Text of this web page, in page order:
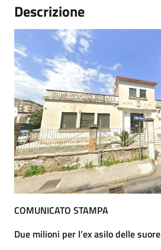
Descrizione
COMUNICATO STAMPA
Due milioni per l’ex asilo delle suore